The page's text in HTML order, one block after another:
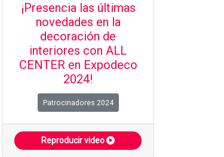
¡Presencia las últimas
novedades en la
decoración de
interiores con ALL
CENTER en Expodeco
2024!
Patrocinadores 2024
Reproducir video